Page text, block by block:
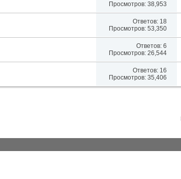
Просмотров: 38,953
Ответов: 18
Просмотров: 53,350
Ответов: 6
Просмотров: 26,544
Ответов: 16
Просмотров: 35,406